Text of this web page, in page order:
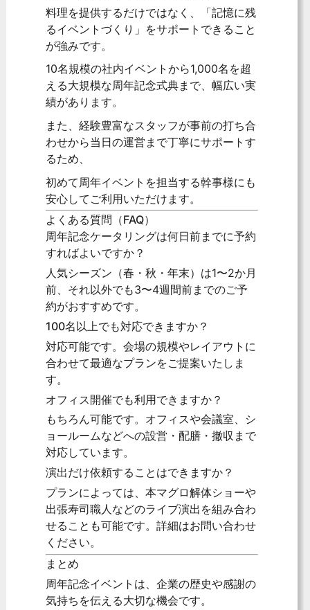
料理を提供するだけではなく、「記憶に残
るイベントづくり」をサポートできること
が強みです。
10名規模の社内イベントから1,000名を超
える大規模な周年記念式典まで、幅広い実
績があります。
また、経験豊富なスタッフが事前の打ち合
わせから当日の運営まで丁寧にサポートす
るため、
初めて周年イベントを担当する幹事様にも
安心してご利用いただけます。
よくある質問（FAQ）
周年記念ケータリングは何日前までに予約
すればよいですか？
人気シーズン（春・秋・年末）は1〜2か月
前、それ以外でも3〜4週間前までのご予
約がおすすめです。
100名以上でも対応できますか？
対応可能です。会場の規模やレイアウトに
合わせて最適なプランをご提案いたしま
す。
オフィス開催でも利用できますか？
もちろん可能です。オフィスや会議室、シ
ョールームなどへの設営・配膳・撤収まで
対応しています。
演出だけ依頼することはできますか？
プランによっては、本マグロ解体ショーや
出張寿司職人などのライブ演出を組み合わ
せることも可能です。詳細はお問い合わせ
ください。
まとめ
周年記念イベントは、企業の歴史や感謝の
気持ちを伝える大切な機会です。